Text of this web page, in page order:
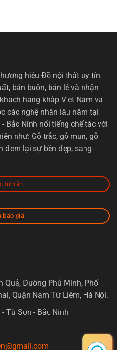
hiệu Đồ nội thất uy tín
bán buôn, bán lẻ và nhận
hàng khắp Việt Nam và
các nghệ nhân lâu năm tại
Bắc Ninh nổi tiếng chế tác với
như: Gỗ trắc, gỗ mun, gỗ
đem lại sự bền đẹp, sang
tư vấn
báo giá
Quả, Đường Phú Minh, Phố
Quận Nam Từ Liêm, Hà Nội.
Từ Sơn - Bắc Ninh